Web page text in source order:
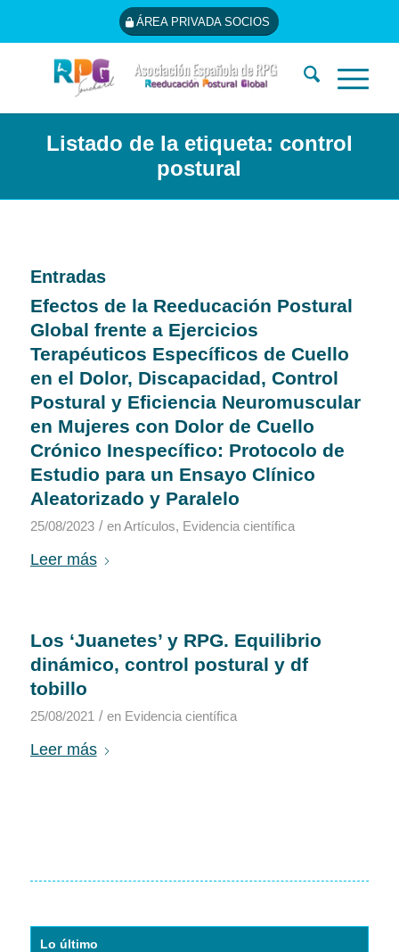
ÁREA PRIVADA SOCIOS
Listado de la etiqueta: control
postural
Entradas
Efectos de la Reeducación Postural
Global frente a Ejercicios
Terapéuticos Específicos de Cuello
en el Dolor, Discapacidad, Control
Postural y Eficiencia Neuromuscular
en Mujeres con Dolor de Cuello
Crónico Inespecífico: Protocolo de
Estudio para un Ensayo Clínico
Aleatorizado y Paralelo
25/08/2023 / enArtículos, Evidencia científica
Leer más
Los ‘Juanetes’ y RPG. Equilibrio
dinámico, control postural y df
tobillo
25/08/2021 / en Evidencia científica
Leer más
Lo último